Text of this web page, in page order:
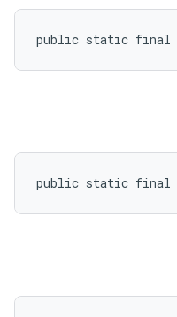
public static final
public static final